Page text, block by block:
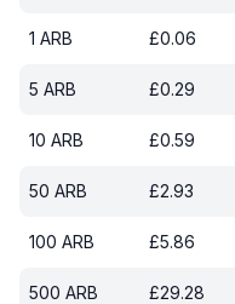
1 ARB £0.06
5 ARB £0.29
10 ARB £0.59
50 ARB £2.93
100 ARB £5.86
500 ARB £29.28